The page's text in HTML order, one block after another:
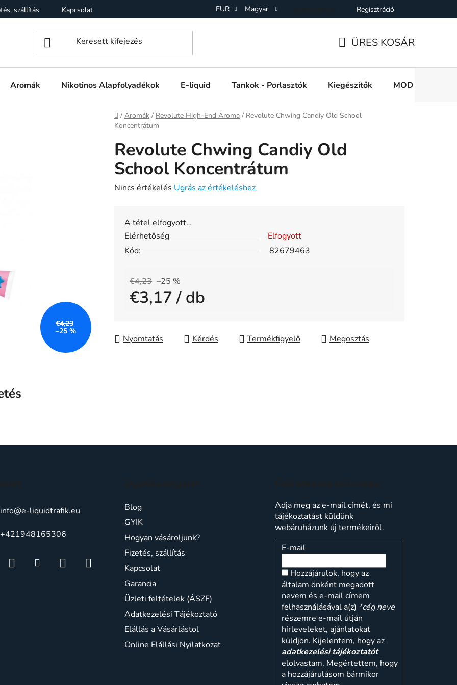
szállítás Kapcsolat Üzleti feltételek (ÁSZF) Adatkezelési Tájékoztató Elállás a Vásárlástol
EUR Magyar Regisztráció
ÜRES KOSÁR
Aromák Nikotinos Alapfolyadékok E-liquid Tankok - Porlasztók Kiegészítők MOD e cigi
Kezdőlap
/ Aromák / Revolute High-End Aroma / Revolute Chwing Candiy Old School
Koncentrátum
Revolute Chwing Candiy Old
School Koncentrátum
A
értékelése
ből
csillag.
Nincs értékelés Ugrás az értékeléshez
A tétel elfogyott…
Elérhetőség
Elfogyott
Kód:
82679463
€4,23 –25 %
€3,17/ db
Nyomtatás Kérdés Megosztás
€4,23
–25 %
info@e-liquidtrafik.eu
+421948165306
Blog
GYIK
Hogyan vásároljunk?
Fizetés, szállítás
Kapcsolat
Garancia
Üzleti feltételek (ÁSZF)
Adatkezelési Tájékoztató
Elállás a Vásárlástol
Online Elállási Nyilatkozat
Adja meg az e-mail címét, és mi
tájékoztatást küldünk
webáruházunk új termékeiről.
E-mail
Hozzájárulok, hogy az
általam önként megadott
nevem és e-mail címem
felhasználásával a(z) *cég neve
részemre e-mail útján
hírleveleket, ajánlatokat
küldjön. Kijelentem, hogy az
adatkezelési tájékoztatót
elolvastam. Megértettem, hogy
a hozzájárulásom bármikor